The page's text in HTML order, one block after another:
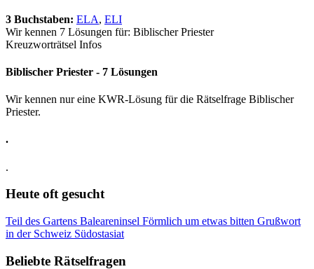
3 Buchstaben: ELA, ELI
Wir kennen 7 Lösungen für: Biblischer Priester
Kreuzworträtsel Infos
Biblischer Priester - 7 Lösungen
Wir kennen nur eine KWR-Lösung für die Rätselfrage Biblischer
Priester.
.
.
Heute oft gesucht
Teil des Gartens Baleareninsel Förmlich um etwas bitten Grußwort
in der Schweiz Südostasiat
Beliebte Rätselfragen